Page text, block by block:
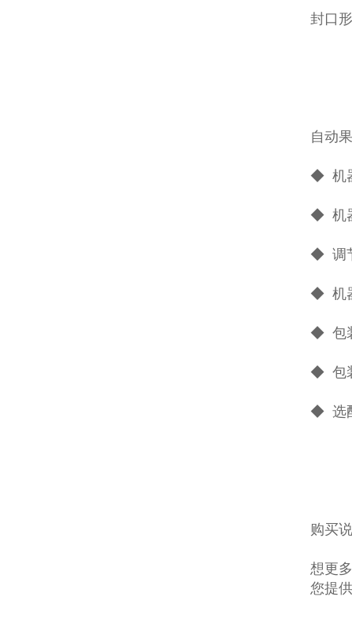
封口
自动
◆ 机
◆ 机
◆ 调
◆ 机
◆ 包
◆ 包
◆ 选
购买
想更
您提